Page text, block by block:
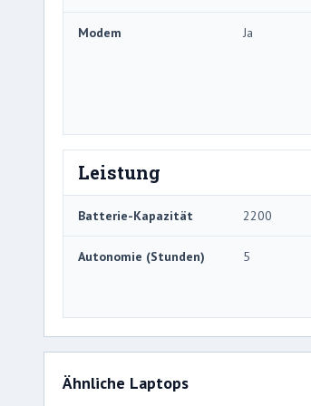
Modem Ja
Leistung
Batterie-Kapazität 2200
Autonomie (Stunden) 5
Ähnliche Laptops